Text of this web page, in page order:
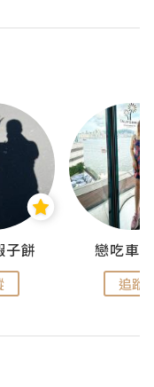
子餅 戀吃車
追蹤